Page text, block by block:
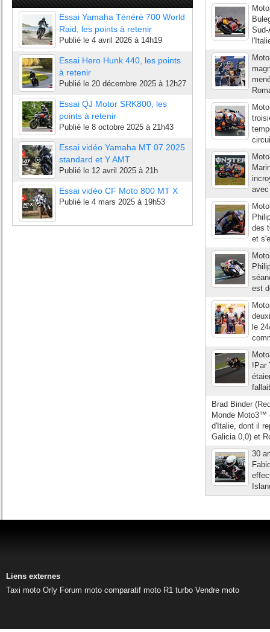
Essai Yamaha Ténéré 700 World
Raid, les points à retenir
Publié le 4 avril 2026 à 14h19
Essai Hero Hunk 440, les points
à retenir
Publié le 20 décembre 2025 à 12h27
Essai QJ Motor SRK800, les
points à retenir
Publié le 8 octobre 2025 à 21h43
Essai vidéo Yamaha MT 07 2025
standard et Y AMT
Publié le 12 avril 2025 à 21h
Essai vidéo CF Moto 800 MT X
Publié le 4 mars 2025 à 19h53
des
et
est
le
!Par
Brad Binder
Monde Moto3™
d'Italie, dont il
Galicia 0,0) et
30
Liens externes
Taxi moto Orly Forum moto comparatif moto R1 turbo Vendre moto